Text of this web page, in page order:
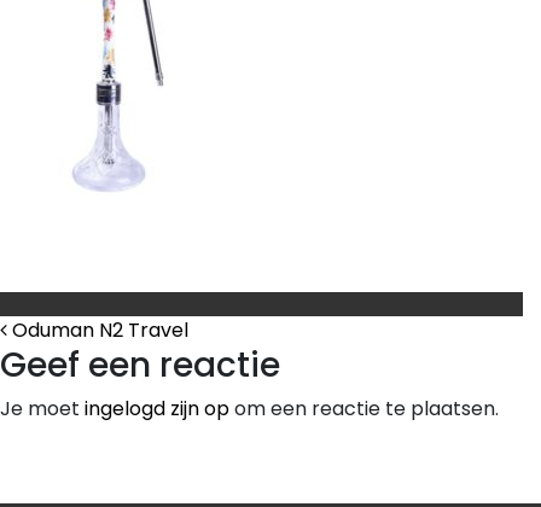
Bericht Navigatie
Oduman N2 Travel
Geef een reactie
Je moet ingelogd zijn opom een reactie te plaatsen.